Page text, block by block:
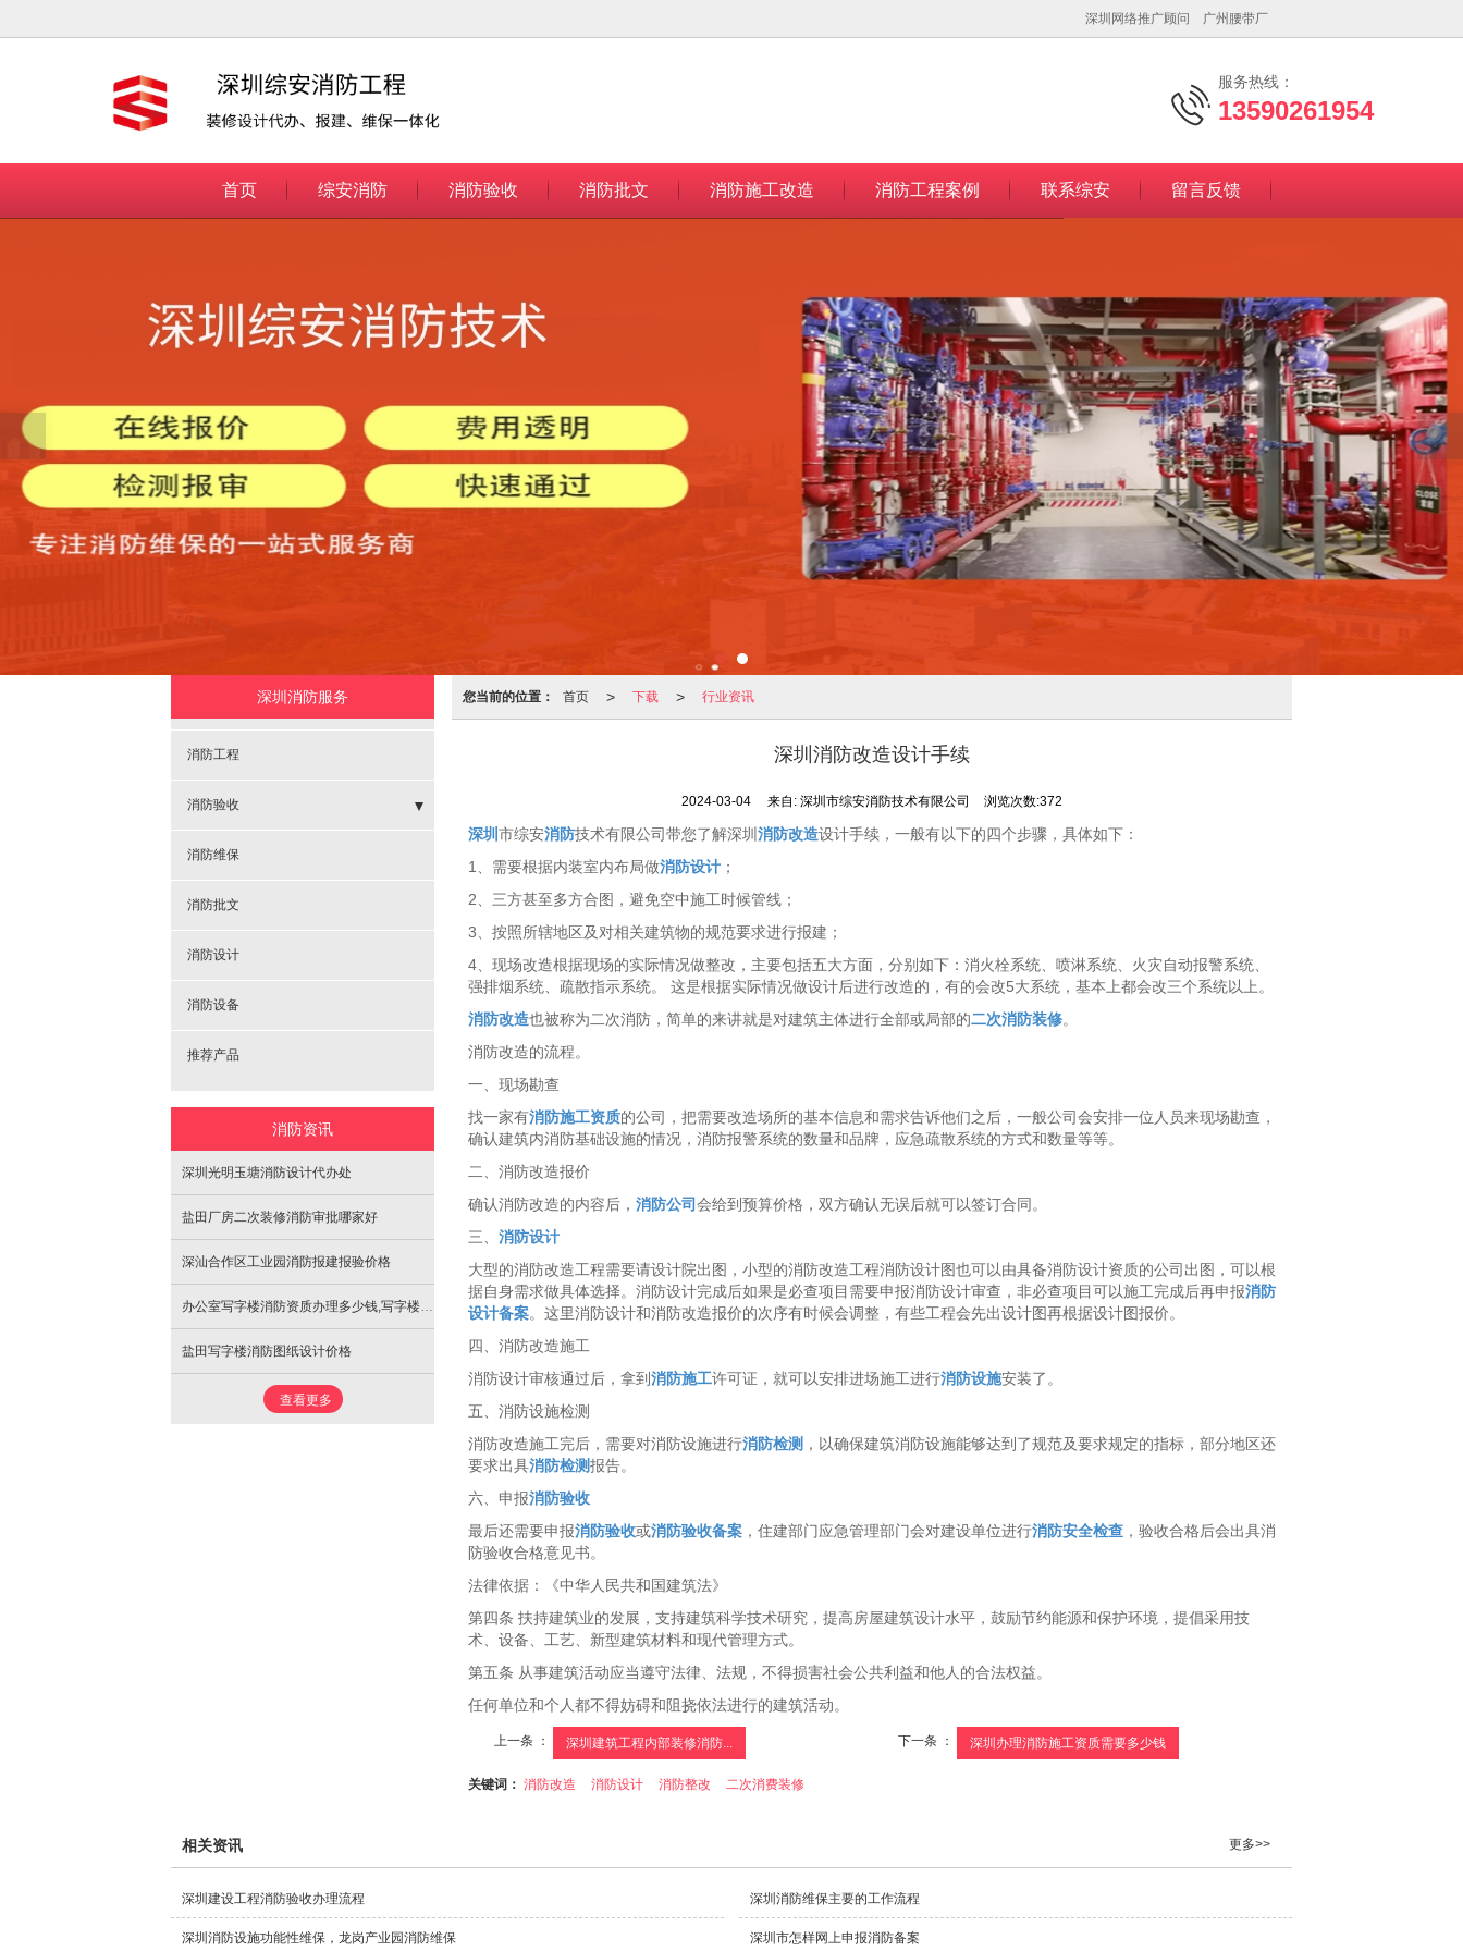
深圳网络推广顾问 广州腰带厂
服务热线：
13590261954
首页 综安消防 消防验收 消防批文 消防施工改造 消防工程案例 联系综安 留言反馈
您当前的位置： 首页 > 下载 > 行业资讯
深圳消防改造设计手续
2024-03-04 来自: 深圳市综安消防技术有限公司 浏览次数:372
深圳 市综安消防技术有限公司带您了解深圳 消防改造设计手续，一般有以下的四个步骤，具体如下：
1、需要根据内装室内布局做消防设计；
2、三方甚至多方合图，避免空中施工时候管线；
3、按照所辖地区及对相关建筑物的规范要求进行报建；
4、现场改造根据现场的实际情况做整改，主要包括五大方面，分别如下：消火栓系统、喷淋系统、火灾自动报警系统、
强排烟系统、疏散指示系统。 这是根据实际情况做设计后进行改造的，有的会改5大系统，基本上都会改三个系统以上。
消防改造也被称为二次消防，简单的来讲就是对建筑主体进行全部或局部的二次消防装修。
消防改造的流程。
一、现场勘查
找一家有消防施工资质的公司，把需要改造场所的基本信息和需求告诉他们之后，一般公司会安排一位人员来现场勘查，
确认建筑内消防基础设施的情况，消防报警系统的数量和品牌，应急疏散系统的方式和数量等等。
二、消防改造报价
确认消防改造的内容后， 消防公司会给到预算价格，双方确认无误后就可以签订合同。
三、 消防设计
大型的消防改造工程需要请设计院出图，小型的消防改造工程消防设计图也可以由具备消防设计资质的公司出图，可以根
据自身需求做具体选择。消防设计完成后如果是必查项目需要申报消防设计审查，非必查项目可以施工完成后再申报消防
设计备案。这里消防设计和消防改造报价的次序有时候会调整，有些工程会先出设计图再根据设计图报价。
四、消防改造施工
消防设计审核通过后，拿到 消防施工许可证，就可以安排进场施工进行消防设施安装了。
五、消防设施检测
消防改造施工完后，需要对消防设施进行消防检测 ，以确保建筑消防设施能够达到了规范及要求规定的指标，部分地区还
要求出具消防检测报告。
六、申报消防验收
最后还需要申报消防验收或消防验收备案，住建部门应急管理部门会对建设单位进行消防安全检查，验收合格后会出具消
防验收合格意见书。
法律依据：《中华人民共和国建筑法》
第四条 扶持建筑业的发展，支持建筑科学技术研究，提高房屋建筑设计水平，鼓励节约能源和保护环境，提倡采用技
术、设备、工艺、新型建筑材料和现代管理方式。
第五条 从事建筑活动应当遵守法律、法规，不得损害社会公共利益和他人的合法权益。
任何单位和个人都不得妨碍和阻挠依法进行的建筑活动。
上一条 ： 深圳建筑工程内部装修消防... 下一条 ： 深圳办理消防施工资质需要多少钱
关键词： 消防改造 消防设计 消防整改 二次消费装修
深圳消防服务
消防工程
消防验收
- 消火栓系统验收
- 工程消防验收
消防维保
消防批文
消防设计
消防设备
推荐产品
消防资讯
深圳光明玉塘消防设计代办处
盐田厂房二次装修消防审批哪家好
深汕合作区工业园消防报建报验价格
办公室写字楼消防资质办理多少钱,写字楼资质办理消防电话
盐田写字楼消防图纸设计价格
查看更多
相关资讯 更多>>
深圳建设工程消防验收办理流程 深圳消防维保主要的工作流程
深圳消防设施功能性维保，龙岗产业园消防维保 深圳市怎样网上申报消防备案